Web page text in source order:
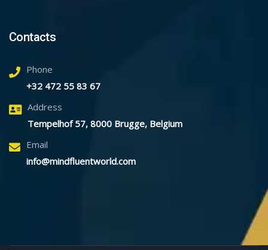
Contacts
Phone
+32 472 55 83 67
Address
Tempelhof 57, 8000 Brugge, Belgium
Email
info@mindfluentworld.com